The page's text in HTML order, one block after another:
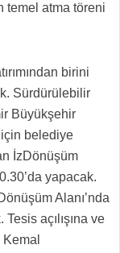
temel atma töreni
birini
Sürdürülebilir
Büyükşehir
için belediye
İzDönüşüm
yapacak.
Alanı’nda
açılışına ve